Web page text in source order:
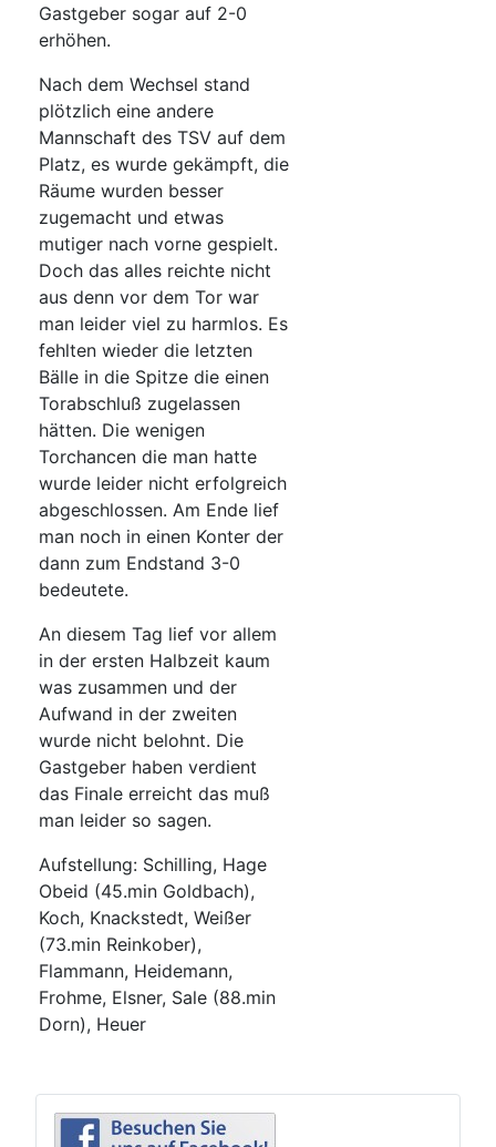
Gastgeber sogar auf 2-0
erhöhen.
Nach dem Wechsel stand
plötzlich eine andere
Mannschaft des TSV auf dem
Platz, es wurde gekämpft, die
Räume wurden besser
zugemacht und etwas
mutiger nach vorne gespielt.
Doch das alles reichte nicht
aus denn vor dem Tor war
man leider viel zu harmlos. Es
fehlten wieder die letzten
Bälle in die Spitze die einen
Torabschluß zugelassen
hätten. Die wenigen
Torchancen die man hatte
wurde leider nicht erfolgreich
abgeschlossen. Am Ende lief
man noch in einen Konter der
dann zum Endstand 3-0
bedeutete.
An diesem Tag lief vor allem
in der ersten Halbzeit kaum
was zusammen und der
Aufwand in der zweiten
wurde nicht belohnt. Die
Gastgeber haben verdient
das Finale erreicht das muß
man leider so sagen.
Aufstellung: Schilling, Hage
Obeid (45.min Goldbach),
Koch, Knackstedt, Weißer
(73.min Reinkober),
Flammann, Heidemann,
Frohme, Elsner, Sale (88.min
Dorn), Heuer